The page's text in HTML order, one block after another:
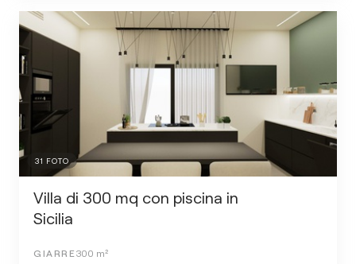
31 FOTO
Villa di 300 mq con piscina in
Sicilia
GIARRE 300 m²